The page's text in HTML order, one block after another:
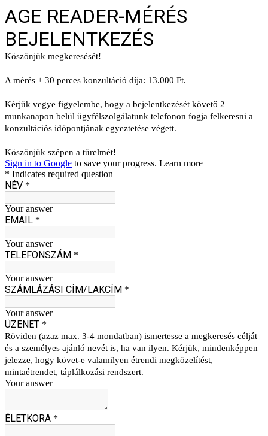
AGE READER-MÉRÉS
BEJELENTKEZÉS
Köszönjük megkeresését!
A mérés + 30 perces konzultáció díja: 13.000 Ft.
Kérjük vegye figyelembe, hogy a bejelentkezését követő 2
munkanapon belül ügyfélszolgálatunk telefonon fogja felkeresni a
konzultációs időpontjának egyeztetése végett.
Köszönjük szépen a türelmét!
Sign in to Google to save your progress. Learn more
* Indicates required question
NÉV *
Your answer
EMAIL *
Your answer
TELEFONSZÁM *
Your answer
SZÁMLÁZÁSI CÍM/LAKCÍM *
Your answer
ÜZENET *
Röviden (azaz max. 3-4 mondatban) ismertesse a megkeresés célját
és a személyes ajánló nevét is, ha van ilyen. Kérjük, mindenképpen
jelezze, hogy követ-e valamilyen étrendi megközelítést,
mintaétrendet, táplálkozási rendszert.
Your answer
ÉLETKORA *